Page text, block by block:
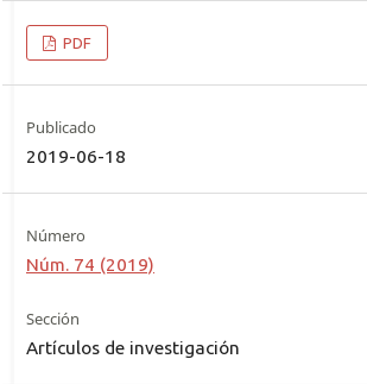
PDF
Publicado
2019-06-18
Número
Núm. 74 (2019)
Sección
Artículos de investigación